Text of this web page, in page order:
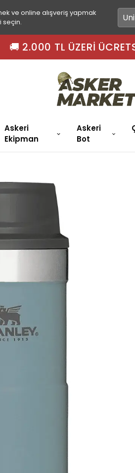
ve online alışveriş yapmak
seçin.
🚚 2.000 TL ÜZERI
Askeri
Ekipman
Askeri
Bot